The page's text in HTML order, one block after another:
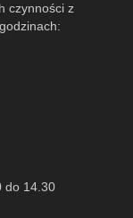
czynności z
do 14.30